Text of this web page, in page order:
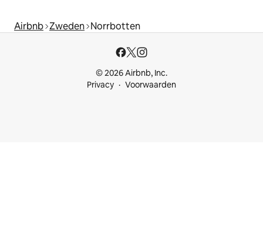
Airbnb Zweden Norrbotten
© 2026 Airbnb, Inc.
Privacy
Voorwaarden